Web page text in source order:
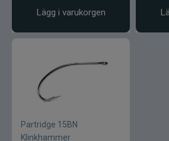
Spro
Lägg i varukorgen
Partridge 15BN
Klinkhammer